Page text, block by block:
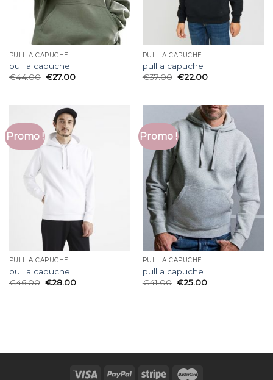
PULL A CAPUCHE
pull a capuche
€44.00 €27.00
PULL A CAPUCHE
pull a capuche
€37.00 €22.00
Promo !
PULL A CAPUCHE
pull a capuche
€46.00 €28.00
Promo !
PULL A CAPUCHE
pull a capuche
€41.00 €25.00